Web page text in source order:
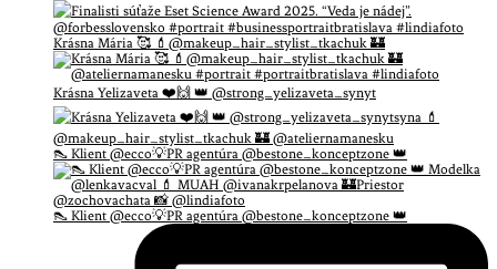
Krásna Mária 🥰 💄@makeup_hair_stylist_tkachuk 🏰
Krásna Yelizaveta ❤️🙌 👑 @strong_yelizaveta_synyt
👠 Klient @ecco💡PR agentúra @bestone_konceptzone 👑
👠 Klient @ecco💡PR agentúra @bestone_konceptzone 👑